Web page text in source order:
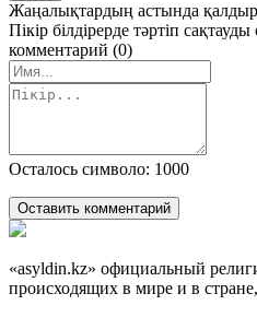
Жаңалықтардың астында
Пікір білдірерде тәртіп
комментарий (0)
Осталось символо: 1000
Оставить комментарий
«asyldin.kz» официальный
происходящих в мире и в